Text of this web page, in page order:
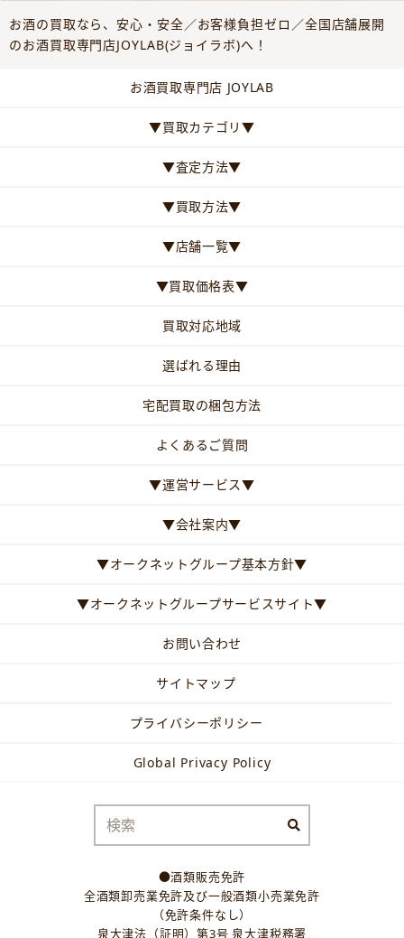
お酒の買取なら、安心・安全／お客様負担ゼロ／全国店舗展開
のお酒買取専門店JOYLAB(ジョイラボ)へ！
お酒買取専門店 JOYLAB
▼買取カテゴリ▼
▼査定方法▼
▼買取方法▼
▼店舗一覧▼
▼買取価格表▼
買取対応地域
選ばれる理由
宅配買取の梱包方法
よくあるご質問
▼運営サービス▼
▼会社案内▼
▼オークネットグループ基本方針▼
▼オークネットグループサービスサイト▼
お問い合わせ
サイトマップ
プライバシーポリシー
Global Privacy Policy
●酒類販売免許
全酒類卸売業免許及び一般酒類小売業免許
（免許条件なし）
泉大津法（証明）第3号 泉大津税務署